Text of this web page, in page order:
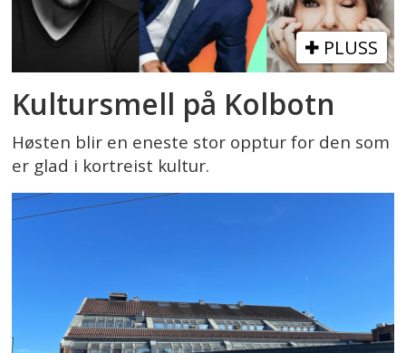
PLUSS
Kultursmell på Kolbotn
Høsten blir en eneste stor opptur for den som
er glad i kortreist kultur.